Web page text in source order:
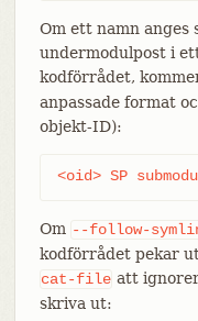
Om ett namn
undermodulpost i
kodförrådet,
anpassade format
objekt-ID):
<oid> SP
Om --follow-
kodförrådet pekar
cat-file att
skriva ut: